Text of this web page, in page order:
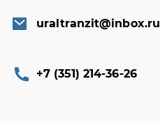
uraltranzit@inbox.ru
+7 (351) 214-36-26